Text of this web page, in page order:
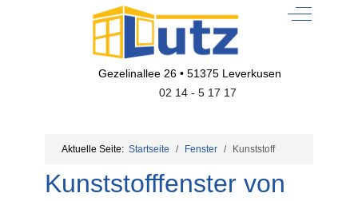
Off-
Gezelinallee 26 • 51375 Leverkusen
02 14 - 5 17 17
Aktuelle Seite: Startseite Fenster Kunststoff
Kunststofffenster von